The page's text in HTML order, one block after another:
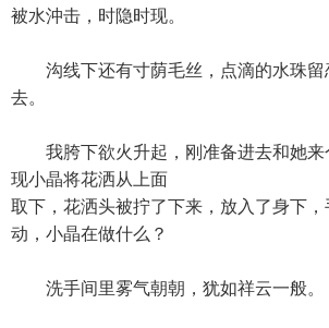
被水沖击，时隐时现。
沟线下还有寸荫毛丝，点滴的水珠留
去。
我胯下欲火升起，刚准备进去和她来
现小晶将花洒从上面
取下，花洒头被拧了下来，放入了身下
动，小晶在做什么？
洗手间里雾气朝朝，犹如祥云一般。